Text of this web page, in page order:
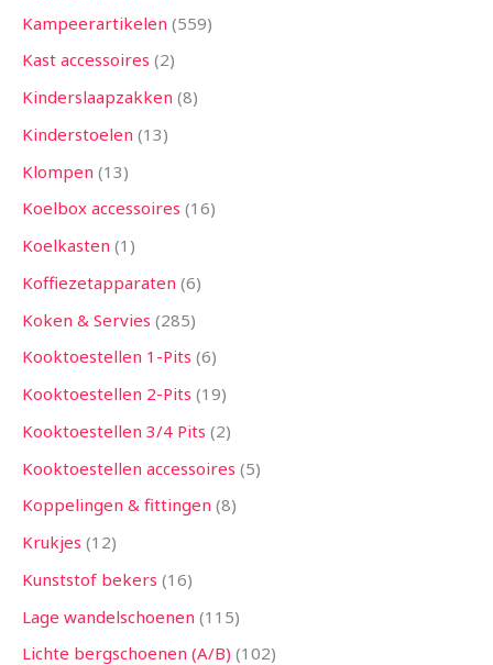
Kampeerartikelen 559
Kast accessoires 2
Kinderslaapzakken 8
Kinderstoelen 13
Klompen 13
Koelbox accessoires 16
Koelkasten 1
Koffiezetapparaten 6
Koken & Servies 285
Kooktoestellen 1-Pits 6
Kooktoestellen 2-Pits 19
Kooktoestellen 3/4 Pits 2
Kooktoestellen accessoires 5
Koppelingen & fittingen 8
Krukjes 12
Kunststof bekers 16
Lage wandelschoenen 115
Lichte bergschoenen (A/B) 102